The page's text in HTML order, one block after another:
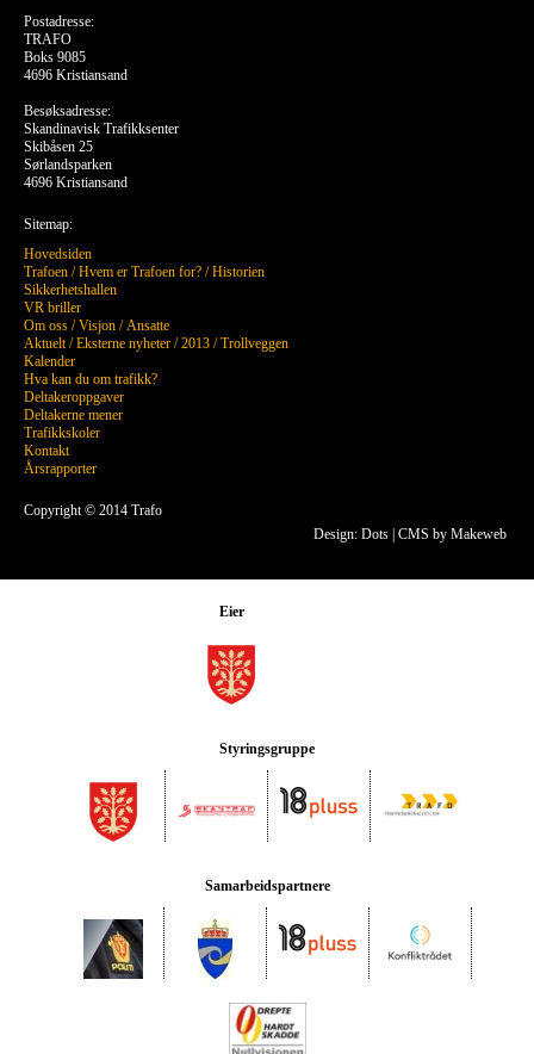
Design: Dots CMS by Makeweb
Postadresse:
TRAFO
Boks 9085
4696 Kristiansand
Besøksadresse:
Skandinavisk Trafikksenter
Skibåsen 25
Sørlandsparken
4696 Kristiansand
Sitemap:
Hovedsiden
Trafoen /Hvem er Trafoen for? /Historien
Sikkerhetshallen
VR briller
Om oss /Visjon /Ansatte
Aktuelt/Eksterne nyheter /2013 /Trollveggen
Kalender
Hva kan du om trafikk?
Deltakeroppgaver
Deltakerne mener
Trafikkskoler
Kontakt
Årsrapporter
Copyright © 2014 Trafo
Eier
Styringsgruppe
Samarbeidspartnere